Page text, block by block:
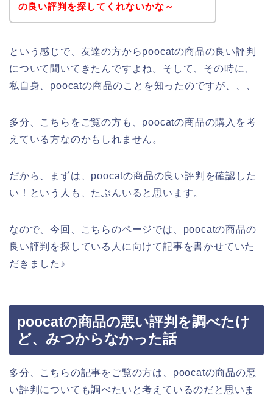
の良い評判を探してくれないかな～
という感じで、友達の方からpoocatの商品の良い評判
について聞いてきたんですよね。そして、その時に、
私自身、poocatの商品のことを知ったのですが、、、
多分、こちらをご覧の方も、poocatの商品の購入を考
えている方なのかもしれません。
だから、まずは、poocatの商品の良い評判を確認した
い！という人も、たぶんいると思います。
なので、今回、こちらのページでは、poocatの商品の
良い評判を探している人に向けて記事を書かせていた
だきました♪
poocatの商品の悪い評判を調べたけ
ど、みつからなかった話
多分、こちらの記事をご覧の方は、poocatの商品の悪
い評判についても調べたいと考えているのだと思いま